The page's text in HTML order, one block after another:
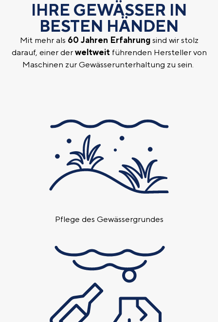
IHRE GEWÄSSER IN
BESTEN HÄNDEN
Mit mehr als 60 Jahren Erfahrungsind wir stolz
darauf, einer der weltweit führenden Hersteller von
Maschinen zur Gewässerunterhaltung zu sein.
Pflege des Gewässer­grundes